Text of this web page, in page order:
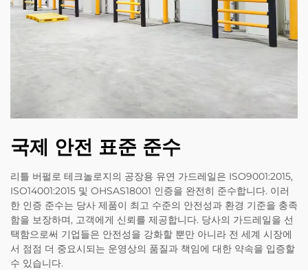
국제 안전 표준 준수
리틀 버펄로 테크놀로지의 공장용 유연 가드레일은 ISO9001:2015,
ISO14001:2015 및 OHSAS18001 인증을 완전히 준수합니다. 이러
한 인증 준수는 당사 제품이 최고 수준의 안전성과 환경 기준을 충족
함을 보장하며, 고객에게 신뢰를 제공합니다. 당사의 가드레일을 선
택함으로써 기업들은 안전성을 강화할 뿐만 아니라 전 세계 시장에
서 점점 더 중요시되는 운영상의 품질과 책임에 대한 약속을 입증할
수 있습니다.